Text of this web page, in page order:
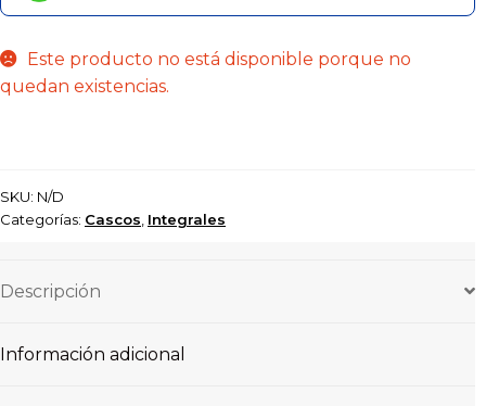
Este producto no está disponible porque no
quedan existencias.
SKU: N/D
Categorías: Cascos Integrales
Descripción
Información adicional